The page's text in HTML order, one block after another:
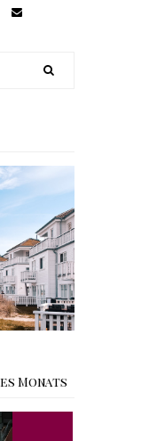
Monats